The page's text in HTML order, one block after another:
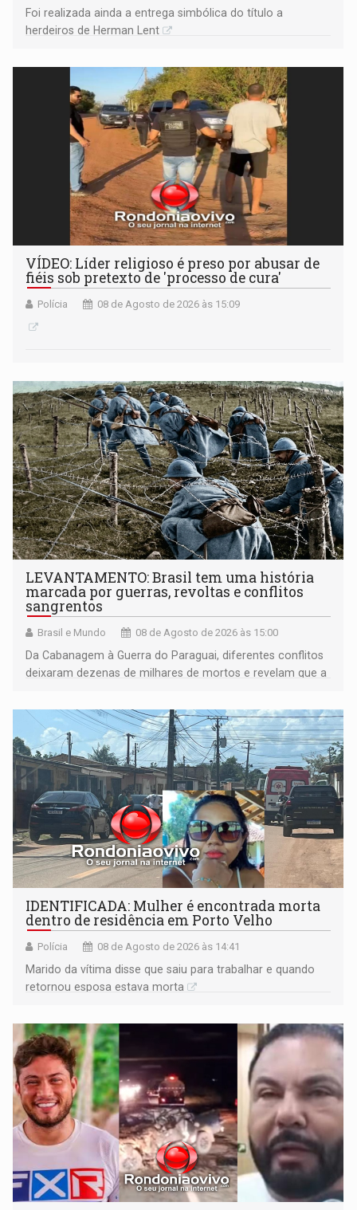
Foi realizada ainda a entrega simbólica do título a
herdeiros de Herman Lent
VÍDEO: Líder religioso é preso por abusar de
fiéis sob pretexto de 'processo de cura'
Polícia 08 de Agosto de 2026 às 15:09
LEVANTAMENTO: Brasil tem uma história
marcada por guerras, revoltas e conflitos
sangrentos
Brasil e Mundo 08 de Agosto de 2026 às 15:00
Da Cabanagem à Guerra do Paraguai, diferentes conflitos
deixaram dezenas de milhares de mortos e revelam que a
territoriais e sociais
IDENTIFICADA: Mulher é encontrada morta
dentro de residência em Porto Velho
Polícia 08 de Agosto de 2026 às 14:41
Marido da vítima disse que saiu para trabalhar e quando
retornou esposa estava morta